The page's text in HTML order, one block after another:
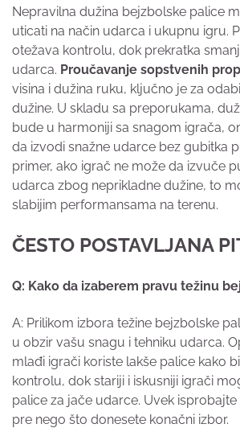
Nepravilna dužina bejzbolske palice
uticati na način udarca i ukupnu igru.
otežava kontrolu, dok prekratka
udarca. Proučavanje sopstvenih
visina i dužina ruku, ključno je za
dužine. U skladu sa preporukama,
bude u harmoniji sa snagom igrača,
da izvodi snažne udarce bez gubitka
primer, ako igrač ne može da izvuče
udarca zbog neprikladne dužine, to
slabijim performansama na terenu.
ČESTO POSTAVLJANA
Q: Kako da izaberem pravu težinu
A: Prilikom izbora težine bejzbolske
u obzir vašu snagu i tehniku udarca.
mlađi igrači koriste lakše palice kako
kontrolu, dok stariji i iskusniji igrači
palice za jače udarce. Uvek isprobajte
pre nego što donesete konačni izbor.